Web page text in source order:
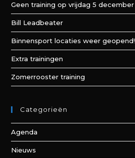
Geen training op vrijdag 5 december
Bill Leadbeater
Binnensport locaties weer geopend!
Extra trainingen
Zomerrooster training
Categorieën
Agenda
Nieuws